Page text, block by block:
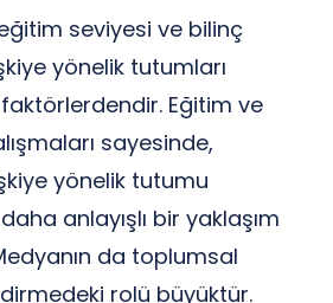
eğitim seviyesi ve bilinç
yönelik tutumları
Eğitim ve
sayesinde,
yönelik tutumu
anlayışlı bir yaklaşım
da toplumsal
rolü büyüktür.